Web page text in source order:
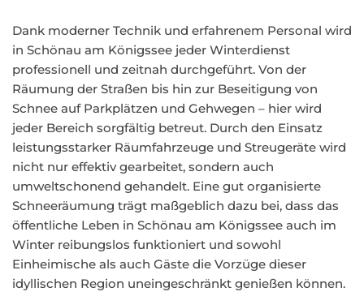
Dank moderner Technik und erfahrenem Personal wird
in Schönau am Königssee jeder Winterdienst
professionell und zeitnah durchgeführt. Von der
Räumung der Straßen bis hin zur Beseitigung von
Schnee auf Parkplätzen und Gehwegen – hier wird
jeder Bereich sorgfältig betreut. Durch den Einsatz
leistungsstarker Räumfahrzeuge und Streugeräte wird
nicht nur effektiv gearbeitet, sondern auch
umweltschonend gehandelt. Eine gut organisierte
Schneeräumung trägt maßgeblich dazu bei, dass das
öffentliche Leben in Schönau am Königssee auch im
Winter reibungslos funktioniert und sowohl
Einheimische als auch Gäste die Vorzüge dieser
idyllischen Region uneingeschränkt genießen können.